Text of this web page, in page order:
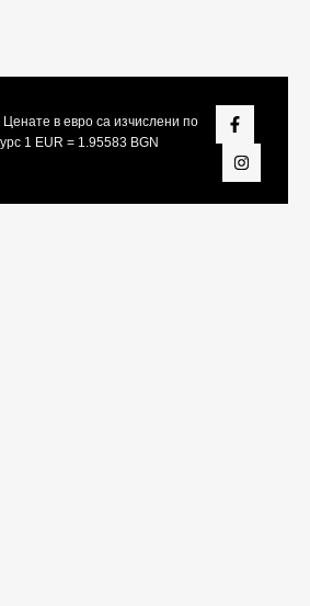
Ценате в евро са изчислени по
1 EUR = 1.95583 BGN